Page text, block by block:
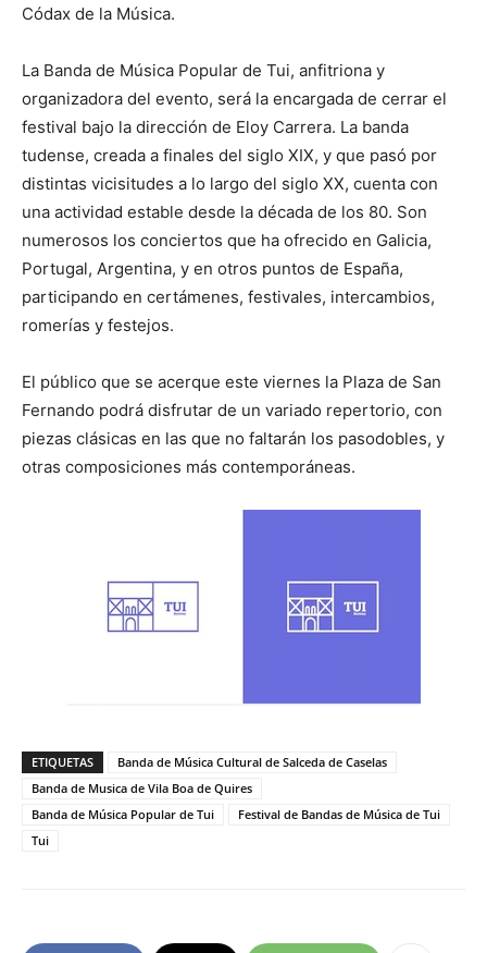
Códax de la Música.
La Banda de Música Popular de Tui, anfitriona y
organizadora del evento, será la encargada de cerrar el
festival bajo la dirección de Eloy Carrera. La banda
tudense, creada a finales del siglo XIX, y que pasó por
distintas vicisitudes a lo largo del siglo XX, cuenta con
una actividad estable desde la década de los 80. Son
numerosos los conciertos que ha ofrecido en Galicia,
Portugal, Argentina, y en otros puntos de España,
participando en certámenes, festivales, intercambios,
romerías y festejos.
El público que se acerque este viernes la Plaza de San
Fernando podrá disfrutar de un variado repertorio, con
piezas clásicas en las que no faltarán los pasodobles, y
otras composiciones más contemporáneas.
ETIQUETAS
Banda de Música Cultural de Salceda de Caselas
Banda de Musica de Vila Boa de Quires
Banda de Música Popular de Tui
Festival de Bandas de Música de Tui
Tui